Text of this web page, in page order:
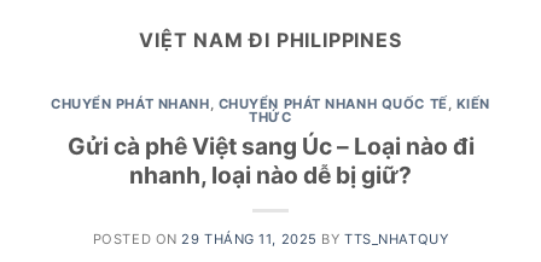
VIỆT NAM ĐI PHILIPPINES
CHUYỂN PHÁT NHANH, CHUYỂN PHÁT NHANH QUỐC TẾ, KIẾN
THỨC
Gửi cà phê Việt sang Úc – Loại nào đi
nhanh, loại nào dễ bị giữ?
POSTED ON 29 THÁNG 11, 2025 BYTTS_NHATQUY